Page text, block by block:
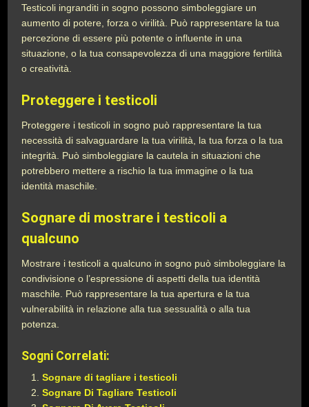
Testicoli ingranditi in sogno possono simboleggiare un
aumento di potere, forza o virilità. Può rappresentare la tua
percezione di essere più potente o influente in una
situazione, o la tua consapevolezza di una maggiore fertilità
o creatività.
Proteggere i testicoli
Proteggere i testicoli in sogno può rappresentare la tua
necessità di salvaguardare la tua virilità, la tua forza o la tua
integrità. Può simboleggiare la cautela in situazioni che
potrebbero mettere a rischio la tua immagine o la tua
identità maschile.
Sognare di mostrare i testicoli a
qualcuno
Mostrare i testicoli a qualcuno in sogno può simboleggiare la
condivisione o l’espressione di aspetti della tua identità
maschile. Può rappresentare la tua apertura e la tua
vulnerabilità in relazione alla tua sessualità o alla tua
potenza.
Sogni Correlati:
Sognare di tagliare i testicoli
Sognare Di Tagliare Testicoli